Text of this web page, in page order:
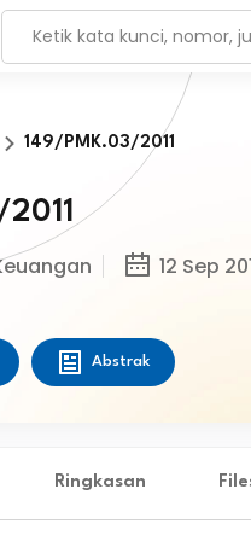
149/PMK.03/2011
12 Sep
Abstrak
Ringkasan